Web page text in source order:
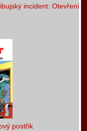
incident: Otevření
postřik